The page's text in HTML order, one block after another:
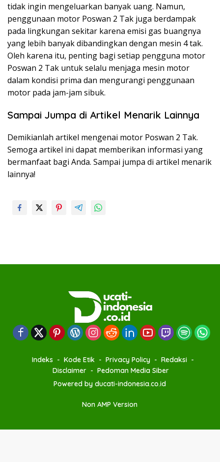
tidak ingin mengeluarkan banyak uang. Namun,
penggunaan motor Poswan 2 Tak juga berdampak
pada lingkungan sekitar karena emisi gas buangnya
yang lebih banyak dibandingkan dengan mesin 4 tak.
Oleh karena itu, penting bagi setiap pengguna motor
Poswan 2 Tak untuk selalu menjaga mesin motor
dalam kondisi prima dan mengurangi penggunaan
motor pada jam-jam sibuk.
Sampai Jumpa di Artikel Menarik Lainnya
Demikianlah artikel mengenai motor Poswan 2 Tak.
Semoga artikel ini dapat memberikan informasi yang
bermanfaat bagi Anda. Sampai jumpa di artikel menarik
lainnya!
Indeks Kode Etik Privacy Policy
Redaksi
Disclaimer
Pedoman Media Siber
Powered by ducati-indonesia.co.id
Non AMP Version